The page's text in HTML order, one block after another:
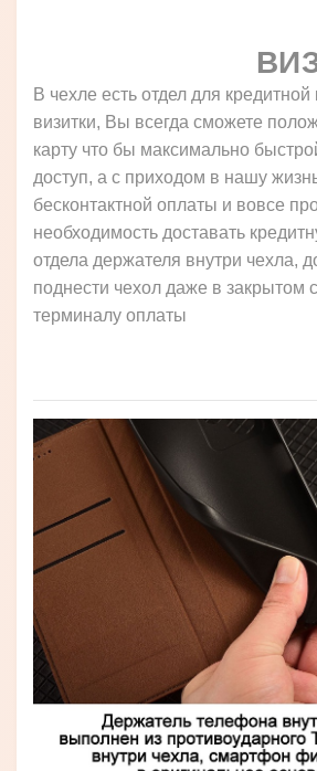
В чехле есть отдел для
визитки, Вы всегда сможете
карту что бы максимально
доступ, а с приходом в нашу
бесконтактной оплаты и вовсе
необходимость доставать
отдела держателя внутри чехла,
поднести чехол даже в закрытом
терминалу оплаты